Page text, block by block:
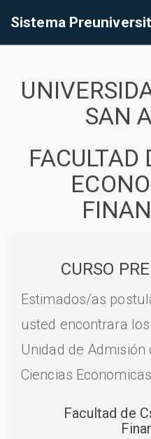
Sistema
SAN
FACULTAD
CURSO
Estimados/as
usted encontrara
Unidad de
Ciencias
Facultad de